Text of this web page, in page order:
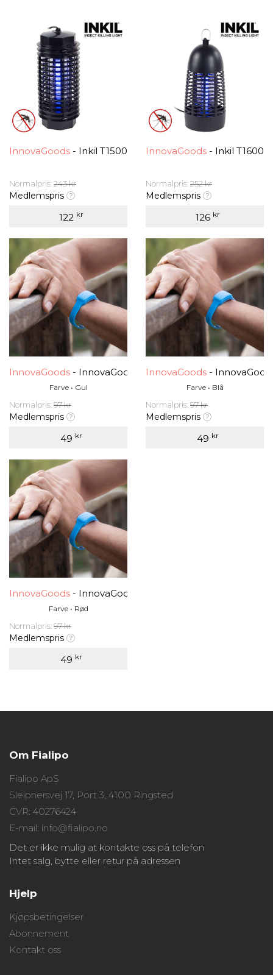
InnovaGoods - Inkil T1500 Fluedræberlys
Normalpris:243 kr
Medlemspris
122 kr
InnovaGoods - Inkil T1600
Normalpris:252 kr
Medlemspris
126 kr
InnovaGoods - InnovaGoods Myggavstøtende
Farve • Gul
Normalpris:97 kr
Medlemspris
49 kr
InnovaGoods -
Farve • Blå
Normalpris:97 kr
Medlemspris
49 kr
InnovaGoods - InnovaGoods Myggavstøtende
Farve • Rød
Normalpris:97 kr
Medlemspris
49 kr
Om Fialipo
Fialipo ApS
Sleipnersvej 17, Port 3, 4100 Ringsted
CVR: 40276424
E-mail: info@fialipo.no
Det er ikke mulig at kontakte oss på telefon
Intet salg, bytte eller retur på adressen
Hjelp
Kjøpsbetingelser
Abonnement
Kontakt oss